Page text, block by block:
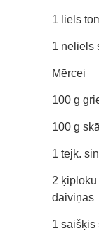
1 liels
1 neliels
Mērcei
100 g
100 g
1 tējk.
2
daiviņas
1 saišķis